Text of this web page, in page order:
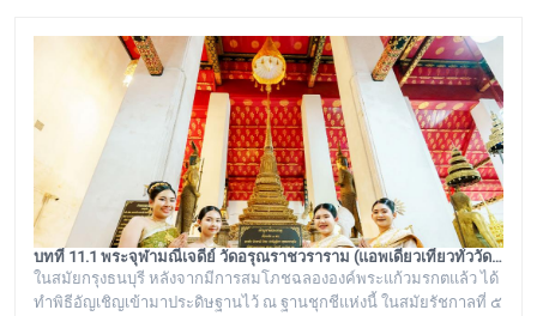
บทที่ 11.1 พระจุฬามณีเจดีย์ วัดอรุณราชวราราม (แอพเดียวเที่ยวทั่ววัดอรุณ)
ในสมัยกรุงธนบุรี หลังจากมีการสมโภชฉลององค์พระแก้วมรกตแล้ว ได้
ทำพิธีอัญเชิญเข้ามาประดิษฐานไว้ ณ ฐานชุกชีแห่งนี้ ในสมัยรัชกาลที่ ๕